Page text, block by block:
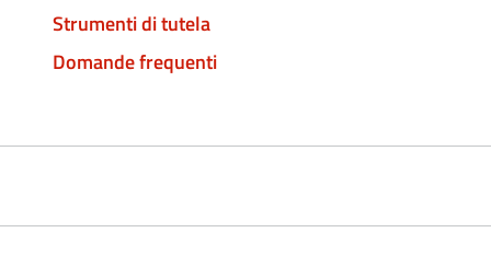
Strumenti di tutela
Domande frequenti